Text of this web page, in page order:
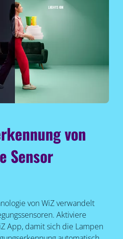
von
Sensor
von WiZ verwandelt
Aktiviere
App, damit sich die Lampen